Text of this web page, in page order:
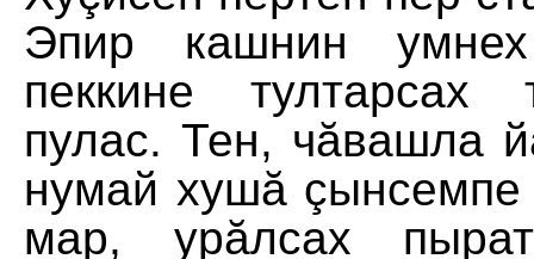
Эпир кашнин
пеккине тултарсах
пулас. Тен, чăвашла
нумай хушă çынсемпе
мар, урăлсах